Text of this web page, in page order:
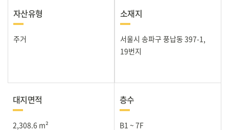
자산유형
주거
소재지
서울시 송파구 풍납동 397-1,
19번지
대지면적
2,308.6 m²
층수
B1 ~ 7F